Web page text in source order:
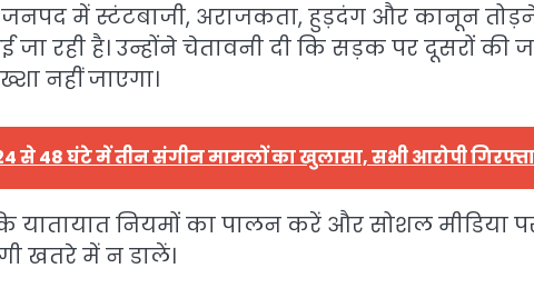
में स्टंटबाजी, अराजकता, हुड़दंग और कानून
रही है। उन्होंने चेतावनी दी कि सड़क पर दूसरों की
नहीं जाएगा।
से 48 घंटे में तीन संगीन मामलों का खुलासा, सभी आरोपी
नियमों का पालन करें और सोशल मीडिया
खतरे में न डालें।